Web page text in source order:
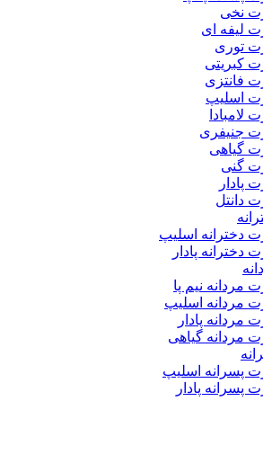
نخی
لیفه ای
توری
کبریتی
فانتزی
اسلیپ
لامبادا
جنیفری
گیاهی
گنی
پادار
دانتل
دخترانه اسلیپ
دخترانه پادار
مردانه نیم پا
مردانه اسلیپ
مردانه پادار
مردانه گیاهی
پسرانه اسلیپ
پسرانه پادار